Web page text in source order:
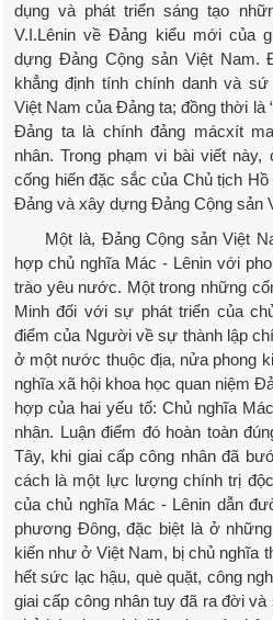
dụng và phát triển sáng tạo
V.I.Lênin về Đảng kiểu mới của
dựng Đảng Cộng sản Việt Nam.
khẳng định tính chính danh và
Việt Nam của Đảng ta; đồng thời là
Đảng ta là chính đảng mácxít
nhân. Trong phạm vi bài viết
cống hiến đặc sắc của Chủ tịch
Đảng và xây dựng Đảng Cộng sản
Một là, Đảng Cộng sản Việt
hợp chủ nghĩa Mác - Lênin với
trào yêu nước. Một trong những
Minh đối với sự phát triển của
điểm của Người về sự thành lập
ở một nước thuộc địa, nửa phong
nghĩa xã hội khoa học quan niệm
hợp của hai yếu tố: Chủ nghĩa
nhân. Luận điểm đó hoàn toàn
Tây, khi giai cấp công nhân đã
cách là một lực lượng chính trị
của chủ nghĩa Mác - Lênin dẫn
phương Đông, đặc biệt là ở
kiến như ở Việt Nam, bị chủ nghĩa
hết sức lạc hậu, què quặt, công
giai cấp công nhân tuy đã ra đời